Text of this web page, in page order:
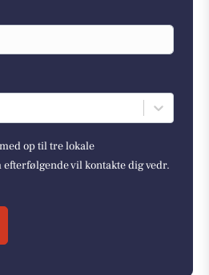
op til tre lokale
vil kontakte dig vedr.